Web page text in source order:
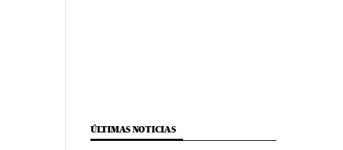
ÚLTIMAS NOTICIAS